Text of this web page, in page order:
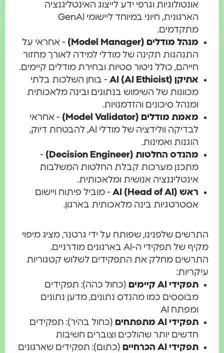
אונטולוגיות וגרפי ידע לייצוג האינטליגנציה
הארגונית, חיוני במיוחד ליישומי GenAI
מתקדמים.
מנהל מודלים (Model Manager)
- אחראי על
התנהגות תקינה של מודלי למידה לאורך מחזור
חייהם, כולל ניטור סטיות ובחירת מודלים קיימים.
אתיקן AI (AI Ethicist)
- בוחן השלכות בלתי
מכוונות של השימוש בנתונים ובינה מלאכותית
ומנהל סיכונים והזדמנויות.
מאמת מודלים (Model Validator)
- אחראי
לבדיקה וולידציה של מודלי AI, להבטחת דיוק,
הוגנות ואמינות.
מהנדס החלטות (Decision Engineer)
-
מתכנן מערכות קבלת החלטות המשלבות
אינטליגנציה אנושית ומלאכותית.
ראש AI (Head of AI)
- מוביל פיתוח ויישום
אסטרטגיות בינה מלאכותית בארגון.
שלפנינו, שפותח על ידי גרטנר, מציג מיפוי
מקיף של תפקידי ה-AI בארגונים מודרניים.
מחלק את התפקידים לשלוש קטגוריות
תפקידי AI קיימים
(כחול כהה): תפקידים
מבוססים כמו מהנדס נתונים, מדען נתונים
ומפתח AI
תפקידי AI מתפתחים
(כחול בהיר): תפקידים
חדשים יותר שהולכים וצוברים חשיבות
תפקידי AI הכרחיים
(כתום): תפקידים שארגונים